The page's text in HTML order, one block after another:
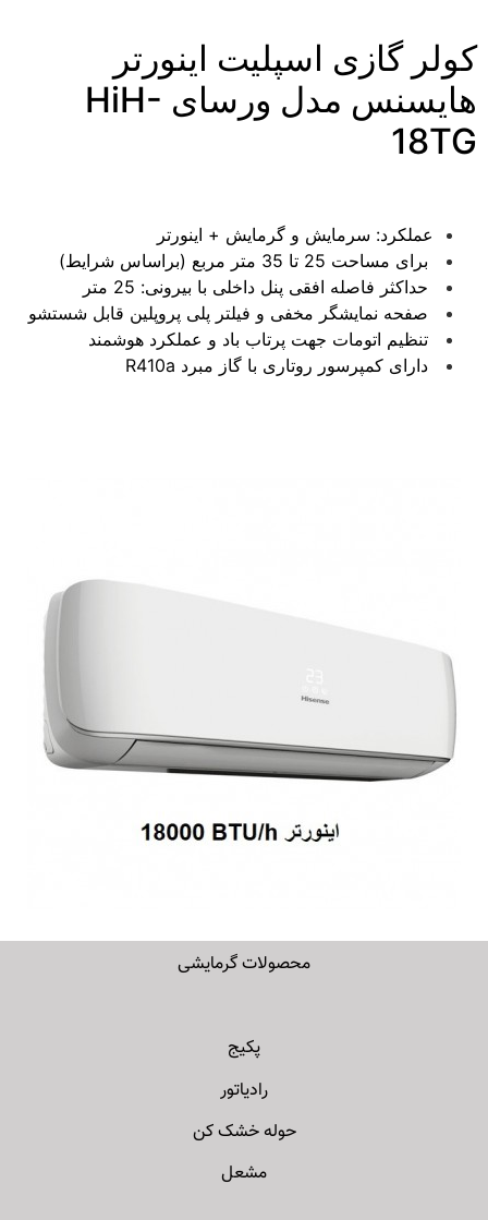
کولر گازی اسپلیت اینورتر
هایسنس مدل ورسای HiH-
18TG
عملکرد: سرمايش و گرمایش + اینورتر
برای مساحت 25 تا 35 متر مربع (براساس شرایط)
حداکثر فاصله افقی پنل داخلی با بیرونی: 25 متر
صفحه نمایشگر مخفی و فیلتر پلی پروپلین قابل شستشو
تنظیم اتومات جهت پرتاب باد و عملکرد هوشمند
دارای کمپرسور روتاری با گاز مبرد R410a
محصولات گرمایشی
پکیج
رادیاتور
حوله خشک کن
مشعل